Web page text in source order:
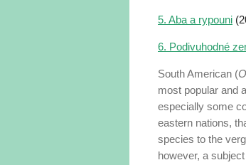
5. Aba a rypouni
6. Podivuhodné
South American (
most popular and
especially some
eastern nations,
species to the
however, a